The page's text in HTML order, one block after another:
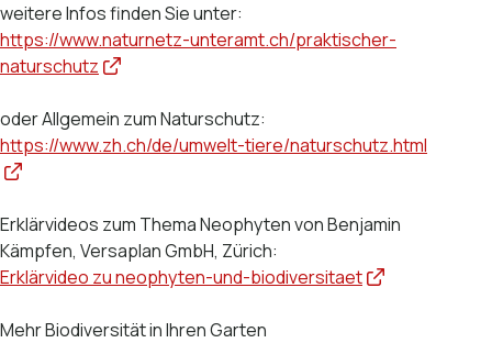
weitere Infos finden Sie unter:
https://www.naturnetz-unteramt.ch/praktischer-
naturschutz
oder Allgemein zum Naturschutz:
https://www.zh.ch/de/umwelt-tiere/naturschutz.html
Erklärvideos zum Thema Neophyten von Benjamin
Kämpfen, Versaplan GmbH, Zürich:
Erklärvideo zu neophyten-und-biodiversitaet
Mehr Biodiversität in Ihren Garten